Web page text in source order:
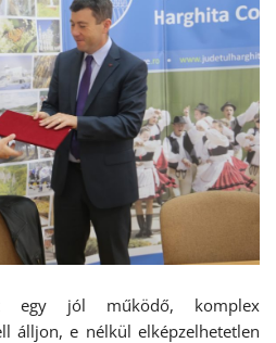
egy jól működő, komplex
álljon, e nélkül elképzelhetetlen